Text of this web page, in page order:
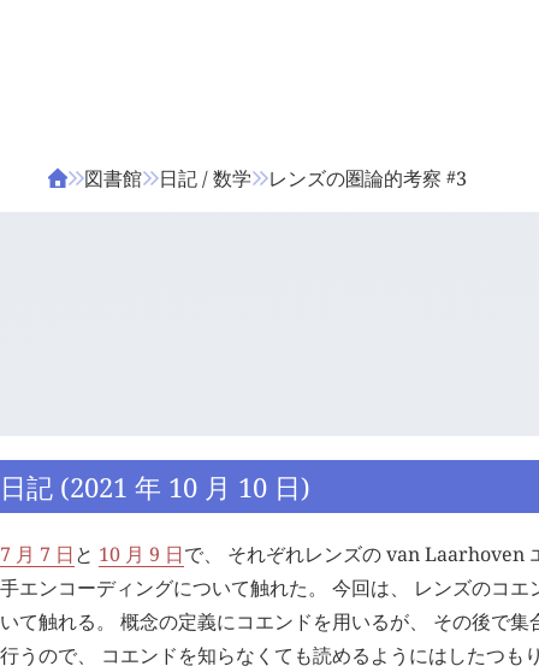
図書館 日記 / 数学 レンズの圏論的考察 #3
日記 (2021 年 10 月 10 日)
7 月 7 日と 10 月 9 日で、 それぞれレンズの van Laarhoven
手エンコーディングについて触れた。 今回は、 レンズのコ
いて触れる。 概念の定義にコエンドを用いるが、 その後で
行うので、 コエンドを知らなくても読めるようにはしたつも